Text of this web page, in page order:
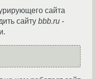
сайта
сайту bbb.ru -